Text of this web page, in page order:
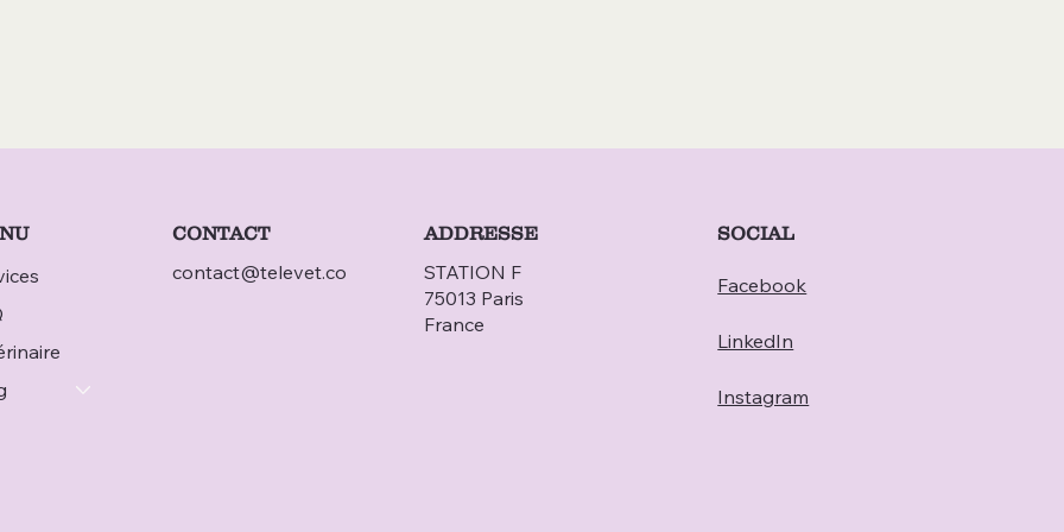
CONTACT
contact@televet.co
ADDRESSE
STATION F
75013 Paris
France
SOCIAL
Facebook
LinkedIn
Instagram